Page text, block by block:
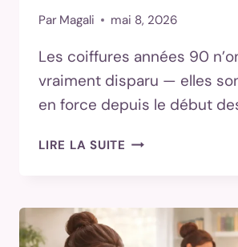
Par Magali mai 8, 2026
Les coiffures années 90
vraiment disparu — elles
en force depuis le début
LIRE LA SUITE COIFFURES
LES